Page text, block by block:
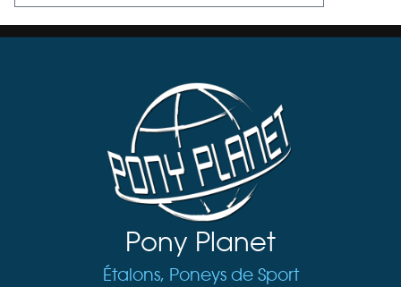
Pony Planet
Étalons, Poneys de Sport